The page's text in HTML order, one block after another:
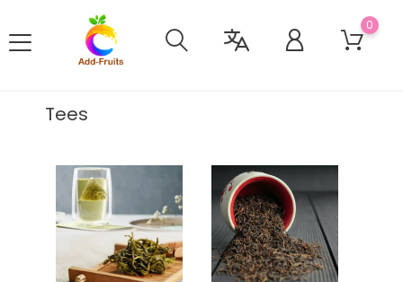
0
Tees